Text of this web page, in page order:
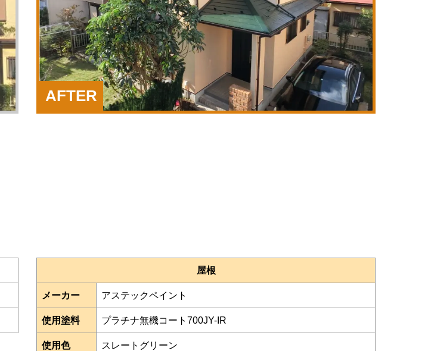
AFTER
屋根
メーカー アステックペイント
使用塗料 プラチナ無機コート700JY-IR
使用色 スレートグリーン